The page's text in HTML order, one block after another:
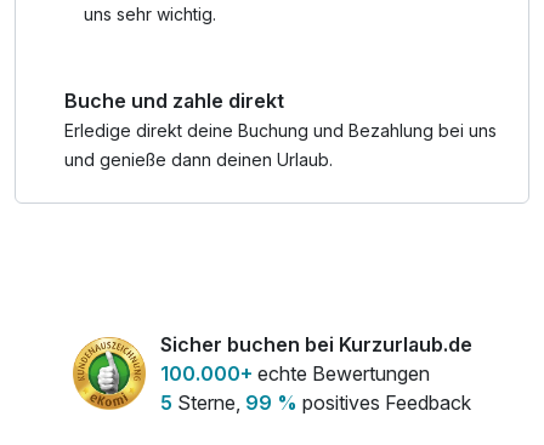
hinzugebucht werden müssen, da die Kinder bereits im
Preis inkludiert sind. Bitte geben Sie lediglich Name und
Alter im Bemerkungsfeld des Buchungsprozesses mit an.
uns sehr wichtig.
Buche und zahle direkt
Erledige direkt deine Buchung und Bezahlung bei uns
und genieße dann deinen Urlaub.
Sicher buchen bei Kurzurlaub.de
100.000+ echte Bewertungen
5 Sterne, 99 % positives Feedback